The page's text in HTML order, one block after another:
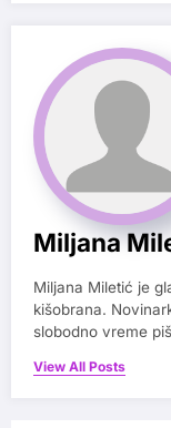
Miljana
Miljana Miletić je
kišobrana.
slobodno vreme
View All Posts